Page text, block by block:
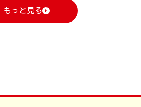
もっと見る